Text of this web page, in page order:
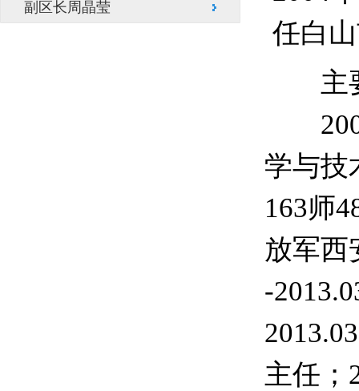
副区长周晶莹
任白
主
学与技
163师
放军西
-
主任；